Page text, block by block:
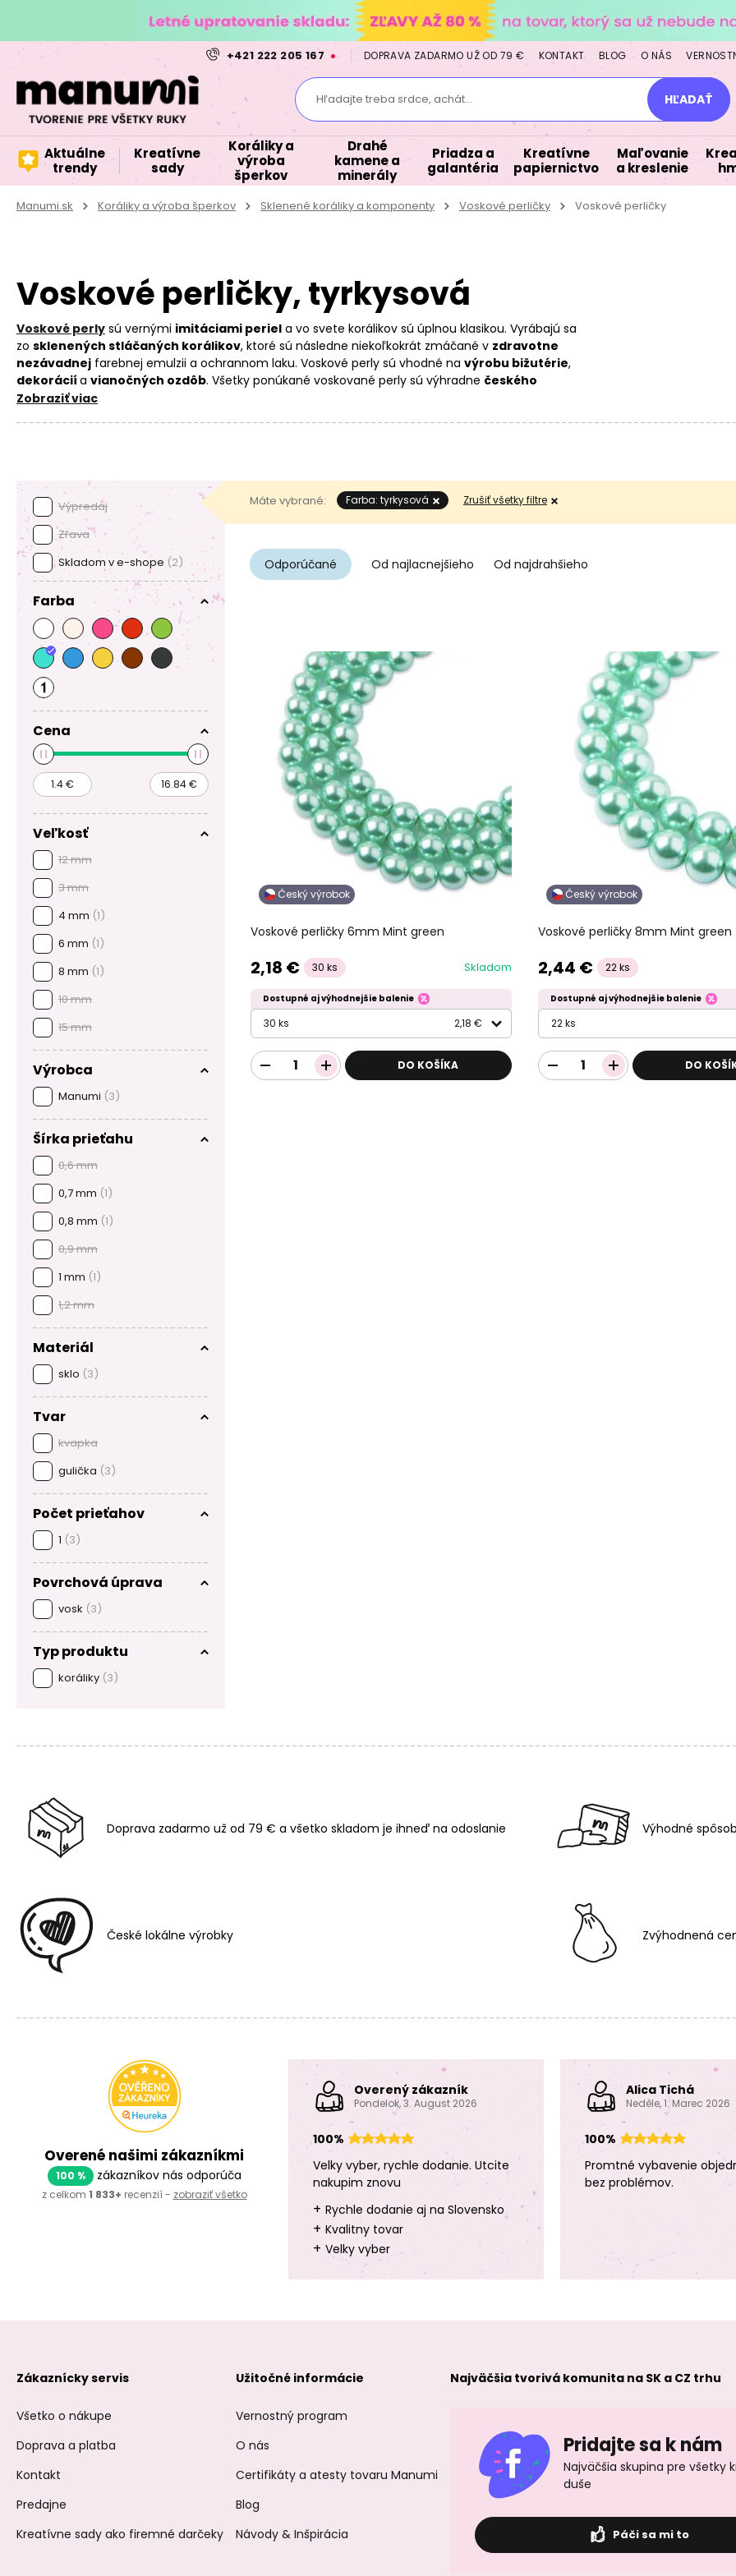
+421 222 205 167 DOPRAVA ZADARMO UŽ OD 79 € KONTAKT BLOG O NÁS
Hľadajte treba srdce, achát... HĽADAŤ
Aktuálne
trendy
Kreatívne
sady
Koráliky a
výroba
šperkov
Drahé
kamene a
minerály
Priadza a
galantéria
Kreatívne
papiernictvo
Maľovanie
a kreslenie
Manumi.sk Koráliky a výroba šperkov Sklenené koráliky a komponenty Voskové perličky Voskové perličky
Voskové perličky, tyrkysová
Voskové perly sú vernými imitáciami periel a vo svete korálikov sú úplnou klasikou. Vyrábajú sa
zo sklenených stláčaných korálikov, ktoré sú následne niekoľkokrát zmáčané v zdravotne
nezávadnej farebnej emulzii a ochrannom laku. Voskové perly sú vhodné na výrobu bižutérie,
dekorácií a vianočných ozdôb. Všetky ponúkané voskované perly sú výhradne českého
pôvodu. Pre svoje tvorenie môžete tiež vyberať z ľahkých
Zobraziť viac
Výpredaj
Zľava
Skladom v e-shope (2)
Farba
Cena
Veľkosť
12 mm
3 mm
4 mm (1)
6 mm (1)
8 mm (1)
10 mm
15 mm
Výrobca
Manumi (3)
Šírka prieťahu
0,6 mm
0,7 mm (1)
0,8 mm (1)
0,9 mm
1 mm (1)
1,2 mm
Materiál
sklo (3)
Tvar
kvapka
gulička (3)
Počet prieťahov
1 (3)
Povrchová úprava
vosk (3)
Typ produktu
koráliky (3)
Máte vybrané: Farba: tyrkysová Zrušiť všetky filtre
Odporúčané Od najlacnejšieho Od najdrahšieho
Český výrobok
Voskové perličky 6mm Mint green
2,18 € 30 ks Skladom
Dostupné aj výhodnejšie balenie
30 ks 2,18 €
DO KOŠÍKA
Český výrobok
Voskové perličky 8mm Mint green
2,44 € 22 ks
Dostupné aj výhodnejšie balenie
22 ks
DO
Doprava zadarmo už od 79 € a všetko skladom je ihneď na odoslanie Výhodné
České lokálne výrobky Zvýhodnená
Overené našimi zákazníkmi
100 % zákazníkov nás odporúča
z celkom 1 833+ recenzií - zobraziť všetko
Overený zákazník
Pondelok, 3. August 2026
100%
Velky vyber, rychle dodanie. Utcite
nakupim znovu
+ Rychle dodanie aj na Slovensko
+ Kvalitny tovar
+ Velky vyber
Alica Tichá
Neděle, 1. Marec 2026
100%
Promtné vybavenie
bez problémov.
Zákaznícky servis
Všetko o nákupe
Doprava a platba
Kontakt
Predajne
Kreatívne sady ako firemné darčeky
Užitočné informácie
Vernostný program
O nás
Certifikáty a atesty tovaru Manumi
Blog
Návody & Inšpirácia
Najväčšia tvorivá komunita na SK a CZ trhu
Pridajte sa k nám
Najväčšia skupina pre všetky
duše
Páči sa mi to